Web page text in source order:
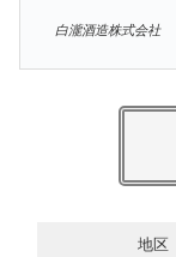
白瀧酒造株式会社
地区